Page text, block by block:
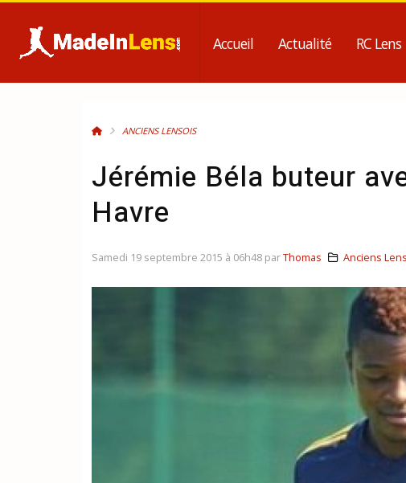
Accueil Actualité RC Lens
ANCIENS LENSOIS
Jérémie Béla buteur
Havre
Samedi 19 septembre 2015 à 06h48 parThomas Anciens